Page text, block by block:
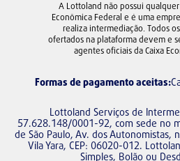
A Lottoland não possui
Econômica Federal e é uma
realiza intermediação. Todos
ofertados na plataforma devem e
agentes oficiais da Caixa
Formas de pagamento aceitas:
Lottoland Serviços de
57.628.148/0001-92, com sede no
de São Paulo, Av. dos Autonomistas,
Vila Yara, CEP: 06020-012.
Simples, Bolão ou